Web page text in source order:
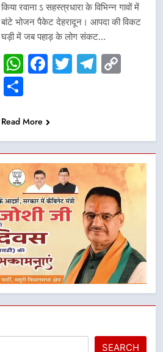
किया रवाना ऽ सहस्त्रधारा के विभिन्न गावों में
बांटे भोजन पैकेट देहरादून। आपदा की विकट
घड़ी में जब पहाड़ के लोग संकट…
WhatsApp
Facebook
Twitter
Share
Read More
SEARCH